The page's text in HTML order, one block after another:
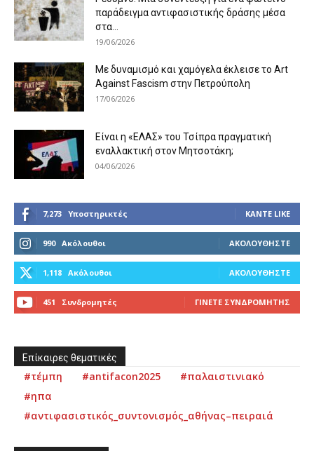
παράδειγμα αντιφασιστικής δράσης μέσα
στα...
19/06/2026
Με δυναμισμό και χαμόγελα έκλεισε το Art
Against Fascism στην Πετρούπολη
17/06/2026
Είναι η «ΕΛΑΣ» του Τσίπρα πραγματική
εναλλακτική στον Μητσοτάκη;
04/06/2026
7,273 Υποστηρικτές ΚΆΝΤΕ LIKE
990 Ακόλουθοι ΑΚΟΛΟΥΘΉΣΤΕ
1,118 Ακόλουθοι ΑΚΟΛΟΥΘΉΣΤΕ
451 Συνδρομητές ΓΊΝΕΤΕ ΣΥΝΔΡΟΜΗΤΉΣ
Επίκαιρες θεματικές
#τέμπη #antifacon2025
#παλαιστινιακό
#ηπα
#αντιφασιστικός_συντονισμός_αθήνας–πειραιά